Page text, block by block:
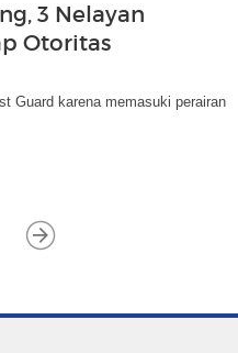
3 Nelayan
Otoritas
Guard karena memasuki perairan